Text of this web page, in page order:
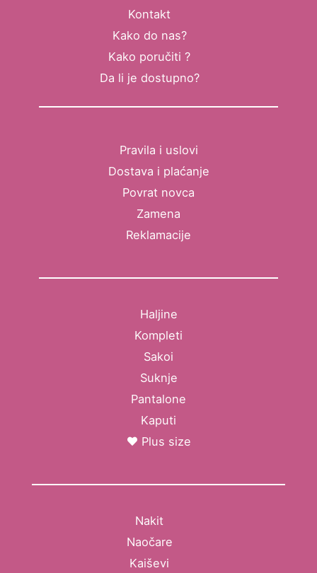
Kontakt
Kako do nas?
Kako poručiti ?
Da li je dostupno?
Pravila i uslovi
Dostava i plaćanje
Povrat novca
Zamena
Reklamacije
Haljine
Kompleti
Sakoi
Suknje
Pantalone
Kaputi
Plus size
Nakit
Naočare
Kaiševi